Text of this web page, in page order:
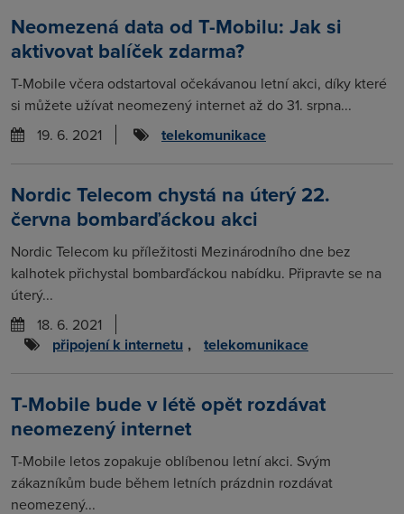
Neomezená data od T-Mobilu: Jak si
aktivovat balíček zdarma?
T-Mobile včera odstartoval očekávanou letní akci, díky které
si můžete užívat neomezený internet až do 31. srpna...
19. 6. 2021
telekomunikace
Nordic Telecom chystá na úterý 22.
června bombarďáckou akci
Nordic Telecom ku příležitosti Mezinárodního dne bez
kalhotek přichystal bombarďáckou nabídku. Připravte se na
úterý...
18. 6. 2021
připojení k internetu , telekomunikace
T-Mobile bude v létě opět rozdávat
neomezený internet
T-Mobile letos zopakuje oblíbenou letní akci. Svým
zákazníkům bude během letních prázdnin rozdávat
neomezený...